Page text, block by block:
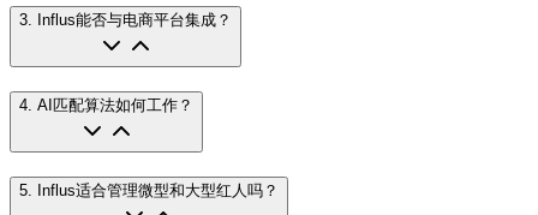
3. Influs能否与电商平台集成？
4. AI匹配算法如何工作？
5 Influs适合管理微型和大型红人吗？